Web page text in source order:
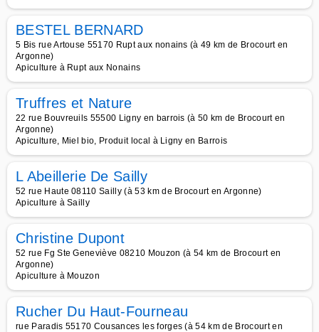
BESTEL BERNARD
5 Bis rue Artouse 55170 Rupt aux nonains (à 49 km de Brocourt en
Argonne)
Apiculture à Rupt aux Nonains
Truffres et Nature
22 rue Bouvreuils 55500 Ligny en barrois (à 50 km de Brocourt en
Argonne)
Apiculture, Miel bio, Produit local à Ligny en Barrois
L Abeillerie De Sailly
52 rue Haute 08110 Sailly (à 53 km de Brocourt en Argonne)
Apiculture à Sailly
Christine Dupont
52 rue Fg Ste Geneviève 08210 Mouzon (à 54 km de Brocourt en
Argonne)
Apiculture à Mouzon
Rucher Du Haut-Fourneau
rue Paradis 55170 Cousances les forges (à 54 km de Brocourt en